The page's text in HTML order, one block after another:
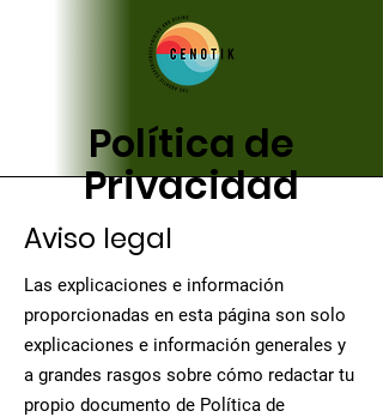
Política de
Privacidad
Aviso legal
Las explicaciones e información
proporcionadas en esta página son solo
explicaciones e información generales y
a grandes rasgos sobre cómo redactar tu
propio documento de Política de